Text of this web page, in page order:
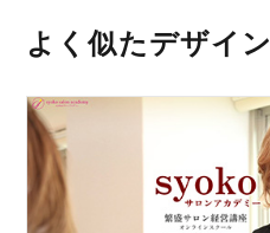
よく似たデザイン